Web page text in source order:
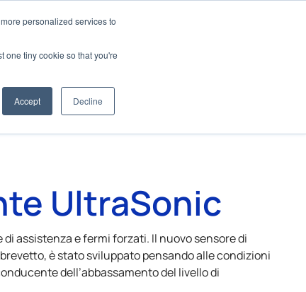
personalized services to
one tiny cookie so that you're
Accept Decline
UltraSonic
assistenza e fermi forzati. Il nuovo sensore di
è stato sviluppato pensando alle condizioni
dell’abbassamento del livello di